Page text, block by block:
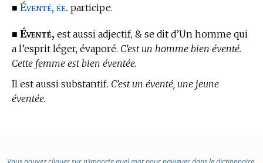
■ Éventé, ée. participe.
■ Éventé, est aussi adjectif, & se dit d’Un homme qui
a l’esprit léger, évaporé. C’est un homme bien éventé.
Cette femme est bien éventée.
Il est aussi substantif. C’est un éventé, une jeune
éventée.